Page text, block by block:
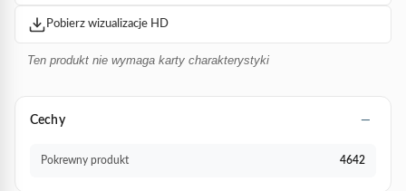
Pobierz wizualizacje HD
Ten produkt nie wymaga karty charakterystyki
Cechy
Pokrewny produkt 4642